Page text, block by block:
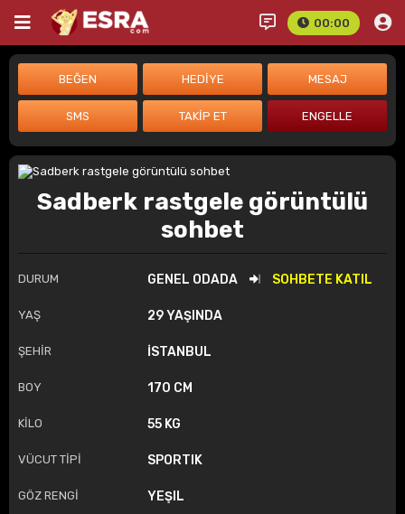
00:00
Sadberk rastgele görüntülü
sohbet
DURUM GENEL ODADA SOHBETE KATIL
YAŞ 29 YAŞINDA
ŞEHİR İSTANBUL
BOY 170 CM
KİLO 55 KG
VÜCUT TİPİ SPORTIK
GÖZ RENGİ YEŞIL